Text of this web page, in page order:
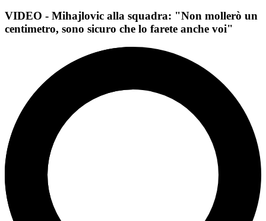
VIDEO - Mihajlovic alla squadra: "Non mollerò un
centimetro, sono sicuro che lo farete anche voi"